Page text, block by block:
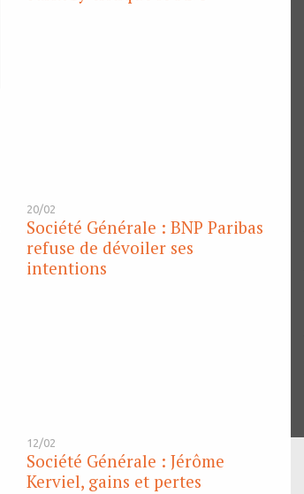
20/02
Société Générale : BNP Paribas
refuse de dévoiler ses
intentions
12/02
Société Générale : Jérôme
Kerviel, gains et pertes